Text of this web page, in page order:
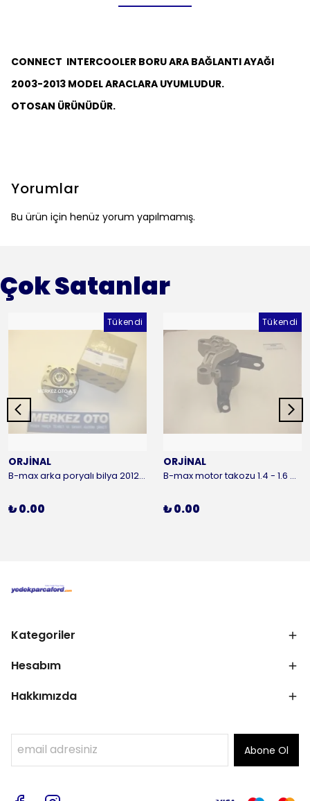
CONNECT INTERCOOLER BORU ARA BAĞLANTI AYAĞI
2003-2013 MODEL ARACLARA UYUMLUDUR.
OTOSAN ÜRÜNÜDÜR.
Yorumlar
Bu ürün için henüz yorum yapılmamış.
Çok Satanlar
Tükendi
ORJİNAL
B-max arka poryalı bilya 2012-2016 ORJİNAL
₺ 0.00
Tükendi
ORJİNAL
B-max motor takozu 1.4 - 1.6 benzinli 2012-2016 ORJİNAL
₺ 0.00
Kategoriler
Hesabım
Hakkımızda
Abone Ol